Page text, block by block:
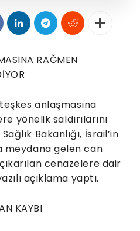
RAĞMEN
anlaşmasına
yönelik saldırılarını
Bakanlığı, İsrail’in
meydana gelen can
cenazelere dair
açıklama yaptı.
KAYBI